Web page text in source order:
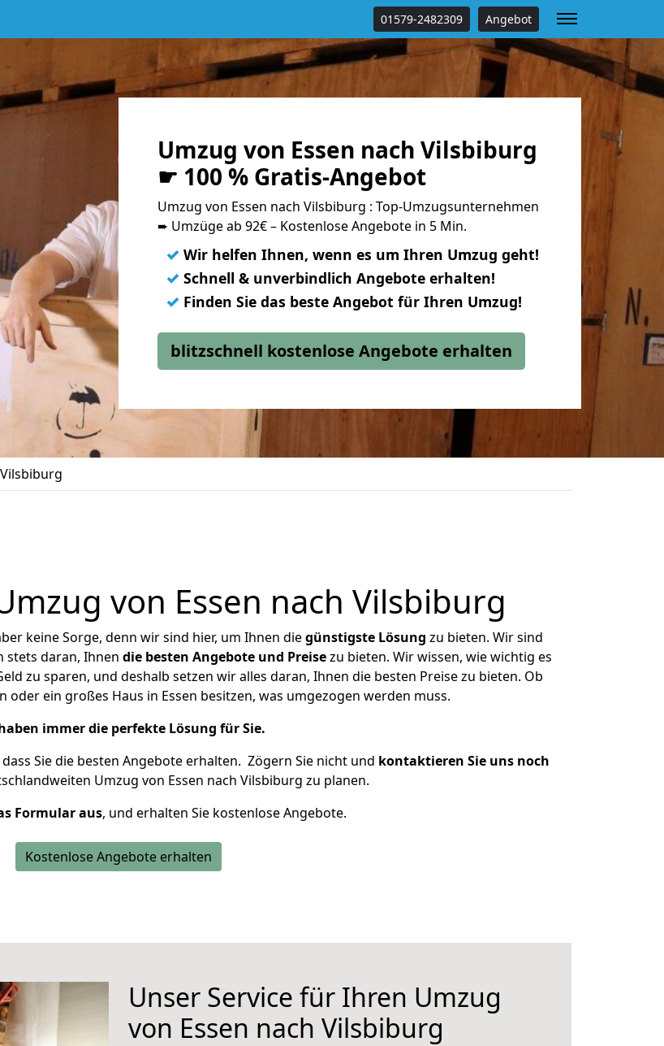
01579-2482309 Angebot
Umzug von Essen nach Vilsbiburg
☛ 100 % Gratis-Angebot
Umzug von Essen nach Vilsbiburg : Top-Umzugsunternehmen
➨ Umzüge ab 92€ – Kostenlose Angebote in 5 Min.
✓ Wir helfen Ihnen, wenn es um Ihren Umzug geht!
✓ Schnell & unverbindlich Angebote erhalten!
✓ Finden Sie das beste Angebot für Ihren Umzug!
blitzschnell kostenlose Angebote erhalten
von Essen nach Vilsbiburg
keine Sorge, denn wir sind hier, um Ihnen diegünstigste Lösung zu bieten. Wir sind
stets daran, Ihnen die besten Angebote und Preisezu bieten. Wir wissen, wie wichtig es
zu sparen, und deshalb setzen wir alles daran, Ihnen die besten Preise zu bieten. Ob
oder ein großes Haus in Essen besitzen, was umgezogen werden muss.
immer die perfekte Lösung für Sie.
Sie die besten Angebote erhalten. Zögern Sie nicht und kontaktieren Sie uns noch
Umzug von Essen nach Vilsbiburg zu planen.
Formular aus, und erhalten Sie kostenlose Angebote.
Kostenlose Angebote erhalten
Unser Service für Ihren Umzug
von Essen nach Vilsbiburg